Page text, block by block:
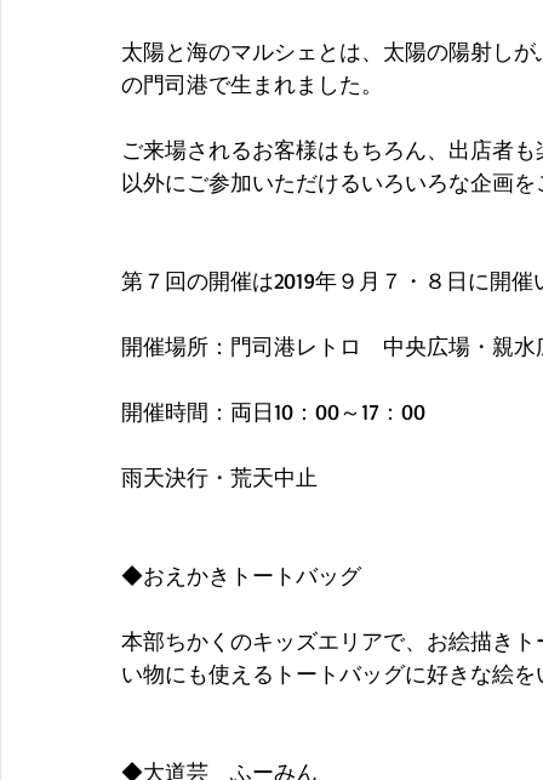
太陽と海のマルシェとは、太陽の陽射し
の門司港で生まれました。
ご来場されるお客様はもちろん、出店者
以外にご参加いただけるいろいろな企画
第７回の開催は2019年９月７・８日に開催
開催場所：門司港レトロ　中央広場・親水
開催時間：両日10：00～17：00
雨天決行・荒天中止
◆おえかきトートバッグ
本部ちかくのキッズエリアで、お絵描き
い物にも使えるトートバッグに好きな絵
◆大道芸　ふーみん